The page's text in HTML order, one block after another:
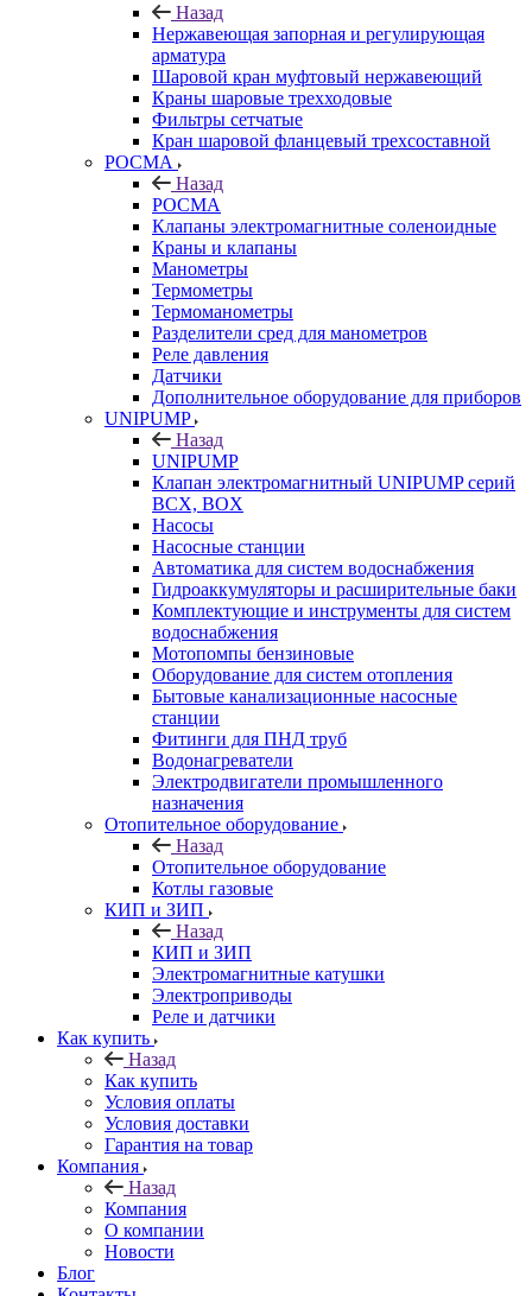
Назад
Нержавеющая запорная и регулирующая
арматура
Шаровой кран муфтовый нержавеющий
Краны шаровые трехходовые
Фильтры сетчатые
Кран шаровой фланцевый трехсоставной
РОСМА
Назад
РОСМА
Клапаны электромагнитные соленоидные
Краны и клапаны
Манометры
Термометры
Термоманометры
Разделители сред для манометров
Реле давления
Датчики
Дополнительное оборудование для приборов
UNIPUMP
Назад
UNIPUMP
Клапан электромагнитный UNIPUMP серий
BCX, BOX
Насосы
Насосные станции
Автоматика для систем водоснабжения
Гидроаккумуляторы и расширительные баки
Комплектующие и инструменты для систем
водоснабжения
Мотопомпы бензиновые
Оборудование для систем отопления
Бытовые канализационные насосные
станции
Фитинги для ПНД труб
Водонагреватели
Электродвигатели промышленного
назначения
Отопительное оборудование
Назад
Отопительное оборудование
Котлы газовые
КИП и ЗИП
Назад
КИП и ЗИП
Электромагнитные катушки
Электроприводы
Реле и датчики
Как купить
Назад
Как купить
Условия оплаты
Условия доставки
Гарантия на товар
Компания
Назад
Компания
О компании
Новости
Блог